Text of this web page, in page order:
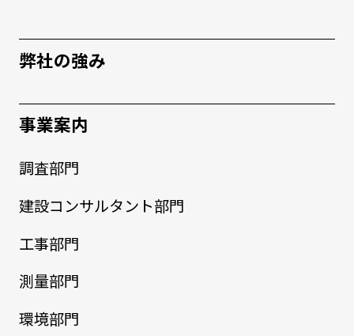
弊社の強み
事業案内
調査部門
建設コンサルタント部門
工事部門
測量部門
環境部門